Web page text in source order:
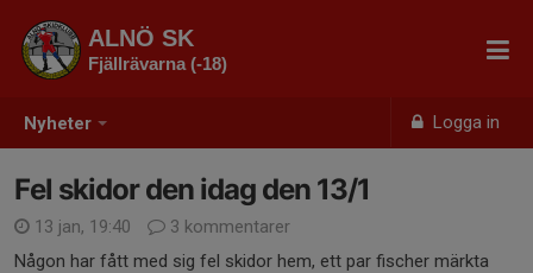
Nyheter Logga in
ALNÖ SK
Fjällrävarna (-18)
Fel skidor den idag den 13/1
13 jan, 19:40
3 kommentarer
Någon har fått med sig fel skidor hem, ett par fischer märkta